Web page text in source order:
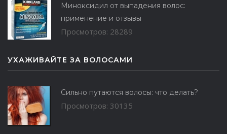
Миноксидил от выпадения волос:
применение и отзывы
Просмотров: 28289
УХАЖИВАЙТЕ ЗА ВОЛОСАМИ
Сильно путаются волосы: что делать?
Просмотров: 30135